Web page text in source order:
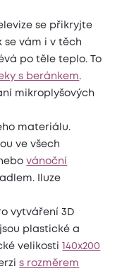
se přikryjte
se vám i v těch
po těle teplo. To
s beránkem.
mikroplyšových
materiálu.
ve všech
vánoční
Iluze
vytváření 3D
plastické a
velikosti
140x200
s rozměrem